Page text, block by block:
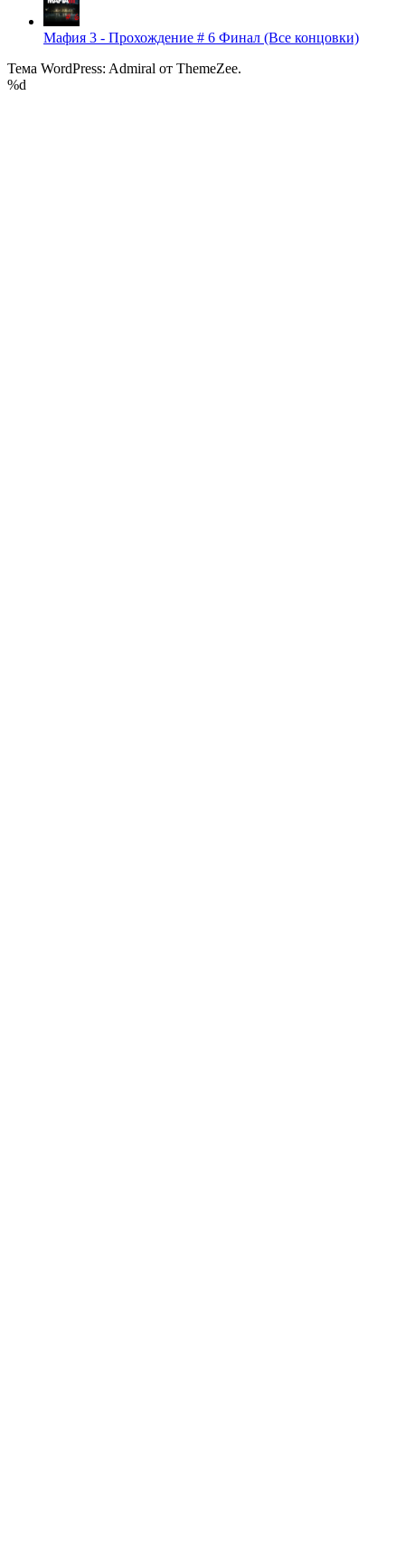
Мафия 3 - Прохождение # 6 Финал (Все концовки)
Тема WordPress: Admiral от ThemeZee.
%d